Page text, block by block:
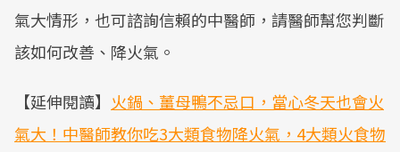
氣大情形，也可諮詢信賴的中醫師，請醫師幫您判斷
該如何改善、降火氣。
【延伸閱讀】 火鍋、薑母鴨不忌口，當心冬天也會火
氣大！中醫師教你吃3大類食物降火氣，4大類火食物